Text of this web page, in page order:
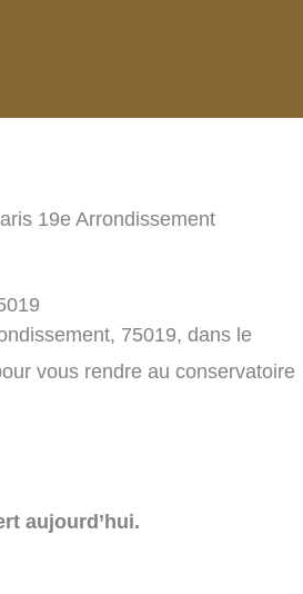
19e Arrondissement
75019, dans le
vous rendre au conservatoire
aujourd’hui.